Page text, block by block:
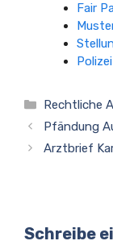
Fair
Kategorien
Rechtliche
Pfändung
Arztbrief
Schreibe